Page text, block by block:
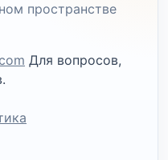
пространстве
Для вопросов,